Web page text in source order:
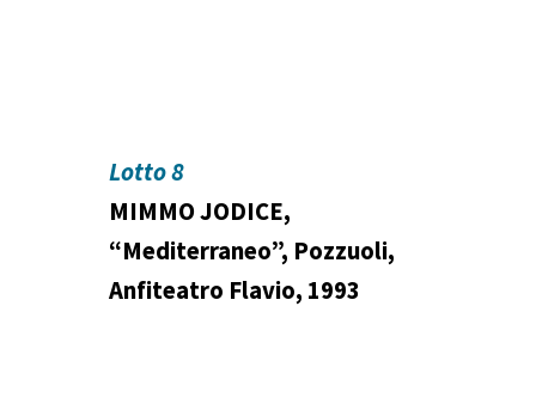
Lotto 8
MIMMO JODICE,
“Mediterraneo”, Pozzuoli,
Anfiteatro Flavio, 1993